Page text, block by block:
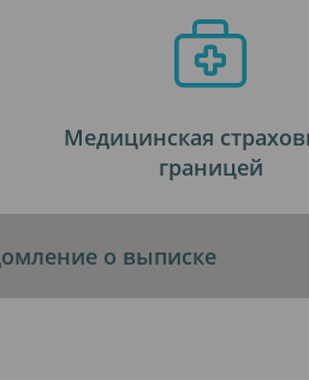
Медицинская
границей
о выписке